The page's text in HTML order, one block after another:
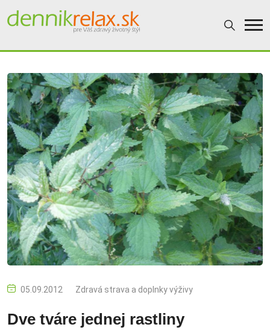
05.09.2012 Zdravá strava a doplnky výživy
Dve tváre jednej rastliny